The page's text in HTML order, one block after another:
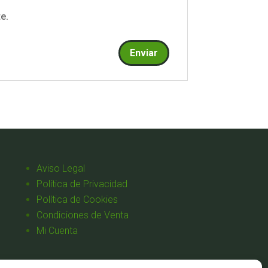
Aviso Legal
Política de Privacidad
Política de Cookies
Condiciones de Venta
Mi Cuenta